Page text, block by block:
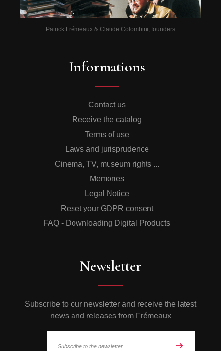
Patrick Frémeaux & Claude Colombini, founders
Informations
Contact us
Receive the catalog
Terms of use
Laws and jurisprudence
Cinema, TV, museum rights ...
Memories
Legal Notice
Reset your GDPR consent
FAQ - Downloading Digital Products
Newsletter
Subscribe to our newsletter and receive the latest
news and releases from Frémeaux